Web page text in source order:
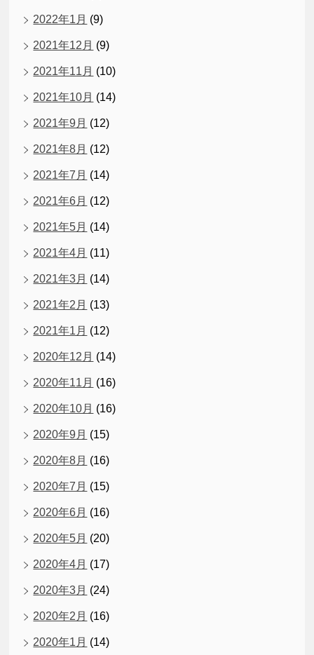
2022年1月 (9)
2021年12月 (9)
2021年11月 (10)
2021年10月 (14)
2021年9月 (12)
2021年8月 (12)
2021年7月 (14)
2021年6月 (12)
2021年5月 (14)
2021年4月 (11)
2021年3月 (14)
2021年2月 (13)
2021年1月 (12)
2020年12月 (14)
2020年11月 (16)
2020年10月 (16)
2020年9月 (15)
2020年8月 (16)
2020年7月 (15)
2020年6月 (16)
2020年5月 (20)
2020年4月 (17)
2020年3月 (24)
2020年2月 (16)
2020年1月 (14)